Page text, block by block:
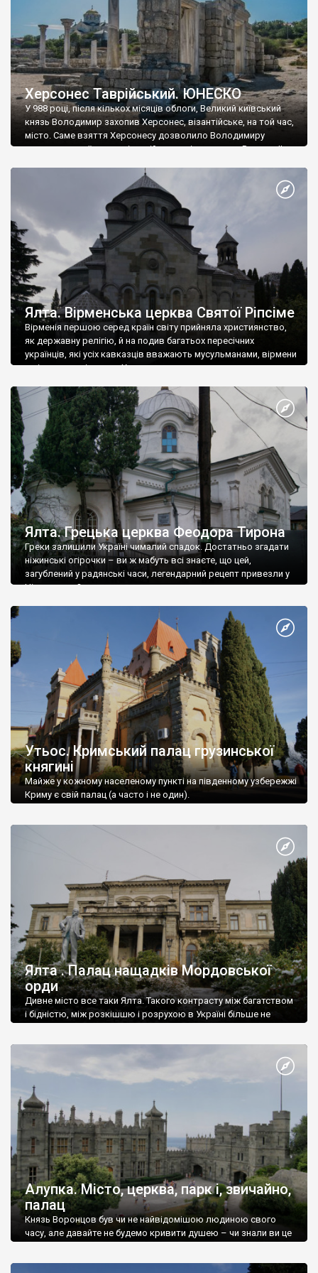
Херсонес Таврійський. ЮНЕСКО
У 988 році, після кількох місяців облоги, Великий київський
князь Володимир захопив Херсонес, візантійське, на той час,
місто. Саме взяття Херсонесу дозволило Володимиру
диктувати свої умови візантійському імператору Василю ІІ, та
Херсонесі Володимир-язичник, став Василем-християнином.
А потім було Хрещення Русі. На честь Херсонесу Таврійського
Ялта. Вірменська церква Святої Ріпсіме
Вірменія першою серед країн світу прийняла християнство,
як державну релігію, й на подив багатьох пересічних
українців, які усіх кавказців вважають мусульманами, вірмени
є відданими вірянами Христа
Ялта. Грецька церква Феодора Тирона
Греки залишили Україні чималий спадок. Достатньо згадати
ніжинські огірочки – ви ж мабуть всі знаєте, що цей,
загублений у радянські часи, легендарний рецепт привезли у
Ніжин греки?
Утьос. Кримський палац грузинської
княгині
Майже у кожному населеному пункті на південному узбережжі
Криму є свій палац (а часто і не один).
Ялта . Палац нащадків Мордовської
орди
Дивне місто все таки Ялта. Такого контрасту між багатством
і бідністю, між розкішшю і розрухою в Україні більше не
Алупка. Місто, церква, парк і, звичайно,
палац
Князь Воронцов був чи не найвідомішою людиною свого
часу, але давайте не будемо кривити душею – чи знали ви це